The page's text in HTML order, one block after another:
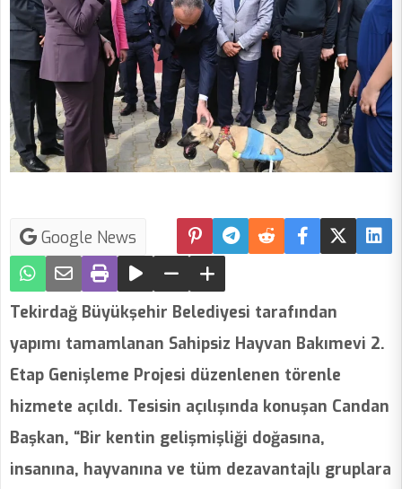
Google News
Tekirdağ Büyükşehir Belediyesi tarafından
yapımı tamamlanan Sahipsiz Hayvan Bakımevi 2.
Etap Genişleme Projesi düzenlenen törenle
hizmete açıldı. Tesisin açılışında konuşan Candan
Başkan, “Bir kentin gelişmişliği doğasına,
insanına, hayvanına ve tüm dezavantajlı gruplara